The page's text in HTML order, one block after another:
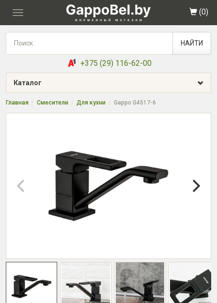
Toggle
(0)
НАЙТИ
+375 (29) 116-62-00
Каталог
Главная Смесители Для кухни Gappo G4517-6